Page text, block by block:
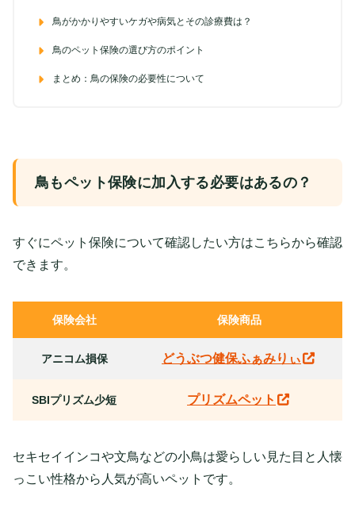
鳥がかかりやすいケガや病気とその診療費は？
鳥のペット保険の選び方のポイント
まとめ：鳥の保険の必要性について
鳥もペット保険に加入する必要はあるの？
すぐにペット保険について確認したい方はこちらから確認
できます。
保険会社 保険商品
アニコム損保 どうぶつ健保ふぁみりぃ
SBIプリズム少短 プリズムペット
セキセイインコや文鳥などの小鳥は愛らしい見た目と人懐
っこい性格から人気が高いペットです。